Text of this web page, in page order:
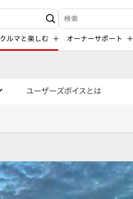
検索キーワード入力
クルマと楽しむ オーナーサポート
ユーザーズボイスとは